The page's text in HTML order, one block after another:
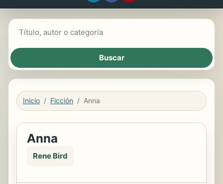
Inicio Ficción Anna
Anna
Rene Bird